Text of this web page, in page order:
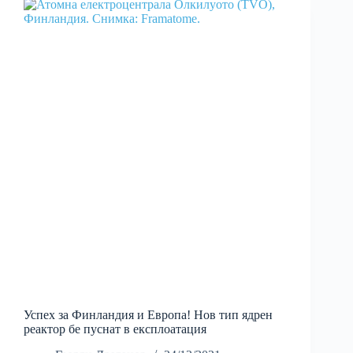
Успех за Финландия и Европа! Нов тип ядрен
реактор бе пуснат в експлоатация